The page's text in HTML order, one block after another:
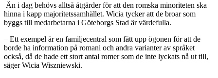
Än i dag behövs alltså åtgärder för att den romska minoriteten ska
hinna i kapp majoritetssamhället. Wicia tycker att de broar som
byggs till medarbetarna i Göteborgs Stad är värdefulla.
– Ett exempel är en familjecentral som fått upp ögonen för att de
borde ha information på romani och andra varianter av språket
också, då de hade ett stort antal romer som de inte lyckats nå ut till,
säger Wicia Wiszniewski.